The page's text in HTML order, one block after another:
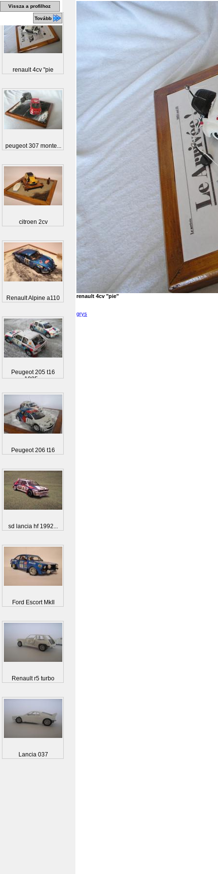
renault 4cv "pie"
grys
Vissza a profilhoz
Tovább
renault 4cv "pie
peugeot 307 monte...
citroen 2cv
Renault Alpine a110
Peugeot 205 t16
1985...
Peugeot 206 t16
sd lancia hf 1992...
Ford Escort MkII
Renault r5 turbo
Lancia 037